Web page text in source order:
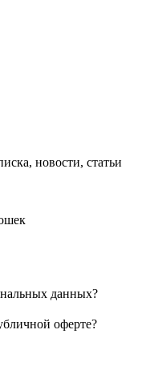
новости, статьи
данных?
оферте?